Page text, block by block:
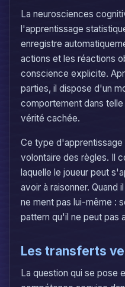
La neurosciences
l'apprentissage
enregistre
actions et les réactions
conscience explicite.
parties, il dispose d'un
comportement dans
vérité cachée.
Ce type
volontaire des règles. Il
laquelle le joueur peut
avoir à raisonner. Quand
ne ment pas lui-même :
pattern qu'il ne peut pas
Les transferts
La question qui se pose